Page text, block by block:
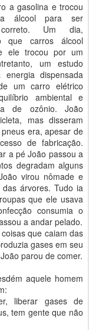
a gasolina e trocou
álcool para ser
correto. Um dia,
que carros álcool
ele trocou por um
um estudo
dispensada
um carro elétrico
ambiental e
de ozônio. João
mas disseram
era, apesar de
de fabricação.
a pé João passou a
degradam alguns
virou nômade e
árvores. Tudo ia
que ele usava
consumia o
a andar pelado.
que caiam das
gases em seu
parou de comer.
aquele homem
liberar gases de
tem gente que não